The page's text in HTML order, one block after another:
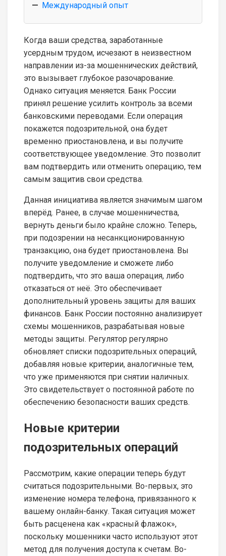
Международный опыт
Когда ваши средства, заработанные
усердным трудом, исчезают в неизвестном
направлении из-за мошеннических действий,
это вызывает глубокое разочарование.
Однако ситуация меняется. Банк России
принял решение усилить контроль за всеми
банковскими переводами. Если операция
покажется подозрительной, она будет
временно приостановлена, и вы получите
соответствующее уведомление. Это позволит
вам подтвердить или отменить операцию, тем
самым защитив свои средства.
Данная инициатива является значимым шагом
вперёд. Ранее, в случае мошенничества,
вернуть деньги было крайне сложно. Теперь,
при подозрении на несанкционированную
транзакцию, она будет приостановлена. Вы
получите уведомление и сможете либо
подтвердить, что это ваша операция, либо
отказаться от неё. Это обеспечивает
дополнительный уровень защиты для ваших
финансов. Банк России постоянно анализирует
схемы мошенников, разрабатывая новые
методы защиты. Регулятор регулярно
обновляет списки подозрительных операций,
добавляя новые критерии, аналогичные тем,
что уже применяются при снятии наличных.
Это свидетельствует о постоянной работе по
обеспечению безопасности ваших средств.
Новые критерии
подозрительных операций
Рассмотрим, какие операции теперь будут
считаться подозрительными. Во-первых, это
изменение номера телефона, привязанного к
вашему онлайн-банку. Такая ситуация может
быть расценена как «красный флажок»,
поскольку мошенники часто используют этот
метод для получения доступа к счетам. Во-